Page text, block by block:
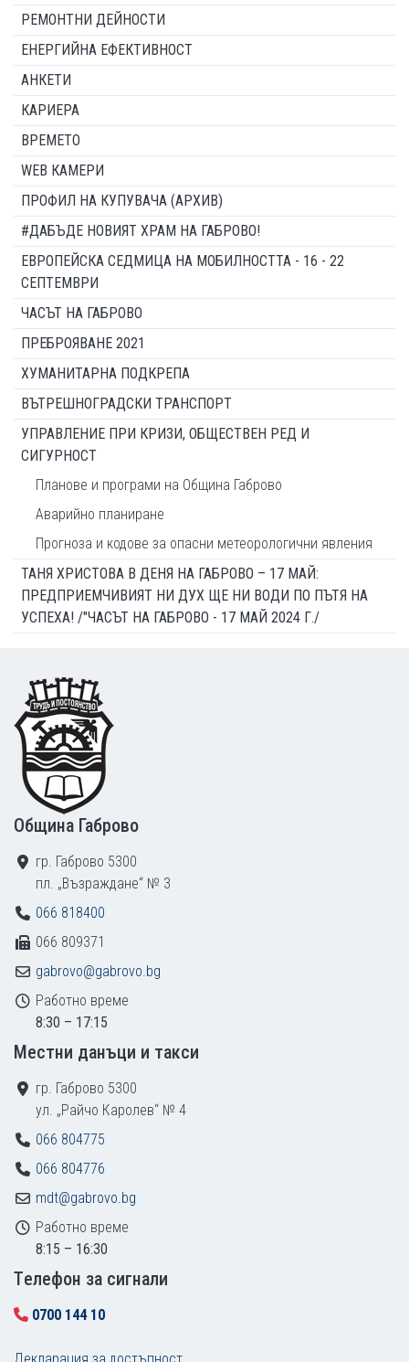
РЕМОНТНИ ДЕЙНОСТИ
ЕНЕРГИЙНА ЕФЕКТИВНОСТ
АНКЕТИ
КАРИЕРА
ВРЕМЕТО
WEB КАМЕРИ
ПРОФИЛ НА КУПУВАЧА (АРХИВ)
#ДАБЪДЕ НОВИЯТ ХРАМ НА ГАБРОВО!
ЕВРОПЕЙСКА СЕДМИЦА НА МОБИЛНОСТТА - 16 - 22
СЕПТЕМВРИ
ЧАСЪТ НА ГАБРОВО
ПРЕБРОЯВАНЕ 2021
ХУМАНИТАРНА ПОДКРЕПА
ВЪТРЕШНОГРАДСКИ ТРАНСПОРТ
УПРАВЛЕНИЕ ПРИ КРИЗИ, ОБЩЕСТВЕН РЕД И
СИГУРНОСТ
Планове и програми на Община Габрово
Аварийно планиране
Прогноза и кодове за опасни метеорологични явления
ТАНЯ ХРИСТОВА В ДЕНЯ НА ГАБРОВО – 17 МАЙ:
ПРЕДПРИЕМЧИВИЯТ НИ ДУХ ЩЕ НИ ВОДИ ПО ПЪТЯ НА
УСПЕХА! /"ЧАСЪТ НА ГАБРОВО - 17 МАЙ 2024 Г./
Footer
Община Габрово
гр. Габрово 5300
пл. „Възраждане“ № 3
066 818400
066 809371
gabrovo@gabrovo.bg
Работно време
8:30 – 17:15
Местни данъци и такси
гр. Габрово 5300
ул. „Райчо Каролев“ № 4
066 804775
066 804776
mdt@gabrovo.bg
Работно време
8:15 – 16:30
Tелефон за сигнали
0700 144 10